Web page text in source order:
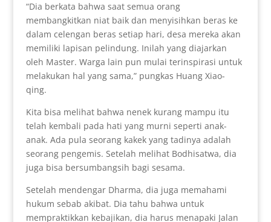
“Dia berkata bahwa saat semua orang
membangkitkan niat baik dan menyisihkan beras ke
dalam celengan beras setiap hari, desa mereka akan
memiliki lapisan pelindung. Inilah yang diajarkan
oleh Master. Warga lain pun mulai terinspirasi untuk
melakukan hal yang sama,” pungkas Huang Xiao-
qing.
Kita bisa melihat bahwa nenek kurang mampu itu
telah kembali pada hati yang murni seperti anak-
anak. Ada pula seorang kakek yang tadinya adalah
seorang pengemis. Setelah melihat Bodhisatwa, dia
juga bisa bersumbangsih bagi sesama.
Setelah mendengar Dharma, dia juga memahami
hukum sebab akibat. Dia tahu bahwa untuk
mempraktikkan kebajikan, dia harus menapaki Jalan